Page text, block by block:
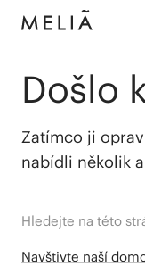
Došlo
Zatímco ji
nabídli několik
Hledejte na této
Navštivte naší